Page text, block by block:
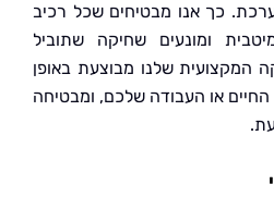
אנו מבטיחים שכל רכיב
שחיקה שתוביל
שלנו מבוצעת באופן
שלכם, ומבטיחה